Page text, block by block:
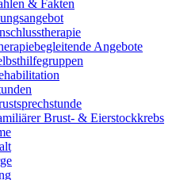
& Fakten
Angebote
Brust- & Eierstockkrebs